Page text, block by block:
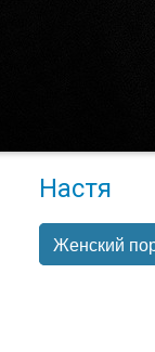
Настя
Женский